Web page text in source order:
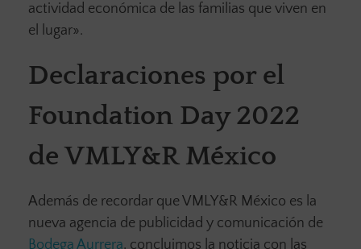
actividad económica de las familias que viven en
el lugar».
Declaraciones por el
Foundation Day 2022
de VMLY&R México
Además de recordar que VMLY&R México es la
nueva agencia de publicidad y comunicación de
Bodega Aurrera, concluimos la noticia con las